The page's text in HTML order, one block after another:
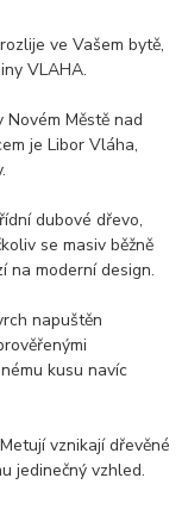
ve Vašem bytě,
VLAHA.
Městě nad
je Libor Vláha,
dubové dřevo,
se masiv běžně
na moderní design.
napuštěn
kusu navíc
vznikají dřevěné
jedinečný vzhled.